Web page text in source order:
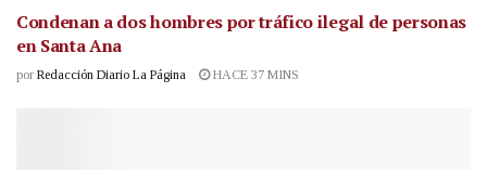
Condenan a dos hombres por tráfico ilegal de personas
en Santa Ana
por Redacción Diario La Página HACE 37 MINS